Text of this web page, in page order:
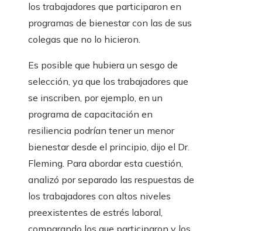
los trabajadores que participaron en
programas de bienestar con las de sus
colegas que no lo hicieron.
Es posible que hubiera un sesgo de
selección, ya que los trabajadores que
se inscriben, por ejemplo, en un
programa de capacitación en
resiliencia podrían tener un menor
bienestar desde el principio, dijo el Dr.
Fleming. Para abordar esta cuestión,
analizó por separado las respuestas de
los trabajadores con altos niveles
preexistentes de estrés laboral,